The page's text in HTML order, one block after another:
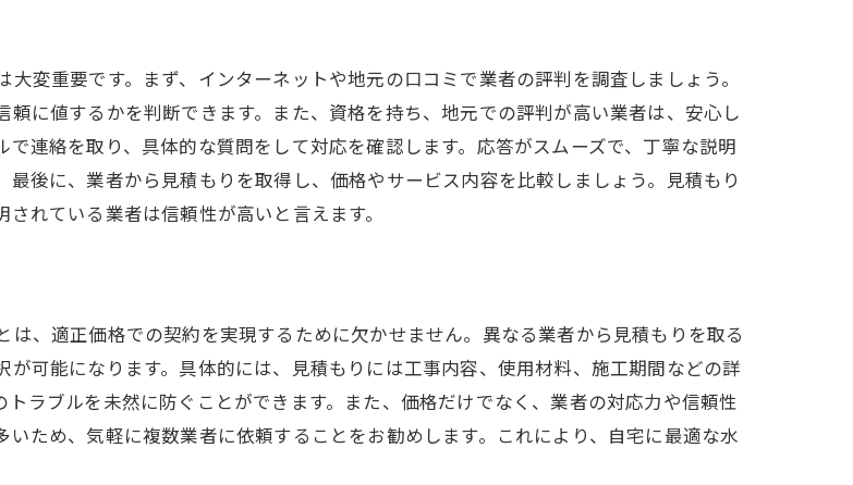
効果を考えた工事計画
見据えた選択の重要性
変重要です。まず、インターネットや地元の口コミで業者の評判を調査しましょう。
に値するかを判断できます。また、資格を持ち、地元での評判が高い業者は、安心し
連絡を取り、具体的な質問をして対応を確認します。応答がスムーズで、丁寧な説明
後に、業者から見積もりを取得し、価格やサービス内容を比較しましょう。見積もり
れている業者は信頼性が高いと言えます。
、適正価格での契約を実現するために欠かせません。異なる業者から見積もりを取る
可能になります。具体的には、見積もりには工事内容、使用材料、施工期間などの詳
ラブルを未然に防ぐことができます。また、価格だけでなく、業者の対応力や信頼性
ため、気軽に複数業者に依頼することをお勧めします。これにより、自宅に最適な水